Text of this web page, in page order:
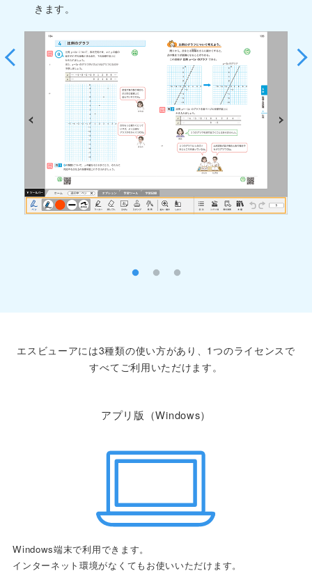
きます。
エスビューアには3種類の使い方があり、1つのライセンスで
すべてご利用いただけます。
アプリ版（Windows）
Windows端末で利用できます。
インターネット環境がなくてもお使いいただけます。